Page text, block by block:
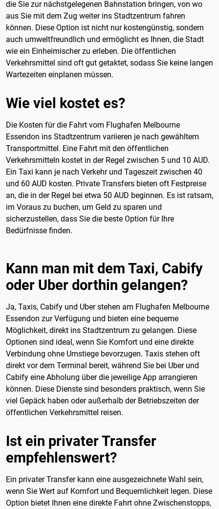
die Sie zur nächstgelegenen Bahnstation bringen, von wo
aus Sie mit dem Zug weiter ins Stadtzentrum fahren
können. Diese Option ist nicht nur kostengünstig, sondern
auch umweltfreundlich und ermöglicht es Ihnen, die Stadt
wie ein Einheimischer zu erleben. Die öffentlichen
Verkehrsmittel sind oft gut getaktet, sodass Sie keine langen
Wartezeiten einplanen müssen.
Wie viel kostet es?
Die Kosten für die Fahrt vom Flughafen Melbourne
Essendon ins Stadtzentrum variieren je nach gewähltem
Transportmittel. Eine Fahrt mit den öffentlichen
Verkehrsmitteln kostet in der Regel zwischen 5 und 10 AUD.
Ein Taxi kann je nach Verkehr und Tageszeit zwischen 40
und 60 AUD kosten. Private Transfers bieten oft Festpreise
an, die in der Regel bei etwa 50 AUD beginnen. Es ist ratsam,
im Voraus zu buchen, um Geld zu sparen und
sicherzustellen, dass Sie die beste Option für Ihre
Bedürfnisse finden.
Kann man mit dem Taxi, Cabify
oder Uber dorthin gelangen?
Ja, Taxis, Cabify und Uber stehen am Flughafen Melbourne
Essendon zur Verfügung und bieten eine bequeme
Möglichkeit, direkt ins Stadtzentrum zu gelangen. Diese
Optionen sind ideal, wenn Sie Komfort und eine direkte
Verbindung ohne Umstiege bevorzugen. Taxis stehen oft
direkt vor dem Terminal bereit, während Sie bei Uber und
Cabify eine Abholung über die jeweilige App arrangieren
können. Diese Dienste sind besonders praktisch, wenn Sie
viel Gepäck haben oder außerhalb der Betriebszeiten der
öffentlichen Verkehrsmittel reisen.
Ist ein privater Transfer
empfehlenswert?
Ein privater Transfer kann eine ausgezeichnete Wahl sein,
wenn Sie Wert auf Komfort und Bequemlichkeit legen. Diese
Option bietet Ihnen eine direkte Fahrt ohne Zwischenstopps,